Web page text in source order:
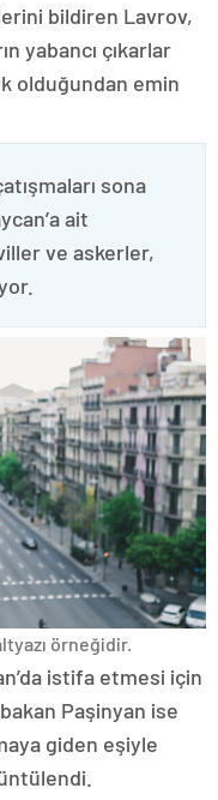
bildiren Lavrov,
yabancı çıkarlar
olduğundan emin
sona
ait
ve askerler,
örneğidir.
istifa etmesi için
Paşinyan ise
giden eşiyle